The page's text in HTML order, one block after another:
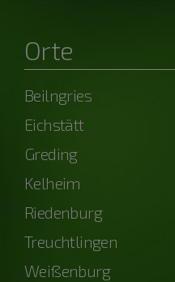
Orte
Beilngries
Eichstätt
Greding
Kelheim
Riedenburg
Treuchtlingen
Weißenburg